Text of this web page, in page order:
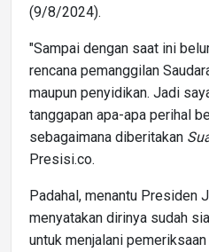
(9/8/2024).
"Sampai dengan saat ini
rencana pemanggilan
maupun penyidikan. Jadi
tanggapan apa-apa perihal
sebagaimana diberitakan
Presisi.co.
Padahal, menantu Presiden
menyatakan dirinya sudah
untuk menjalani